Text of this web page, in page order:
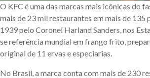
O KFC é uma das marcas mais icônicas do
mais de 23 mil restaurantes em mais de 135
1939 pelo Coronel Harland Sanders, nos
se referência mundial em frango frito,
original de 11 ervas e especiarias.
No Brasil, a marca conta com mais de 230